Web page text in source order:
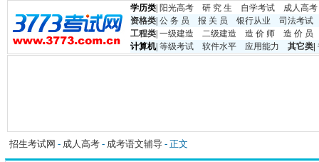
学历类 阳光高考 研 究 生 自学考试
成人高考
资格类 公 务 员 报 关 员 银行从业
司法考试
工程类 一级建造 二级建造 造 价 师
造 价 员
计算机| 等级考试 软件水平 应用能力 其它类
招生考试网 - 成人高考 - 成考语文辅导 - 正文